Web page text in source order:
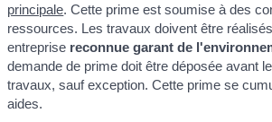
principale. Cette prime est soumise à des
ressources. Les travaux doivent être
entreprise reconnue garant de
demande de prime doit être déposée avant
travaux, sauf exception. Cette prime se
aides.